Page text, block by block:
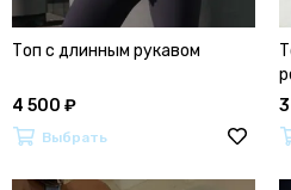
Топ с длинным рукавом
4 500 ₽
Выбрать